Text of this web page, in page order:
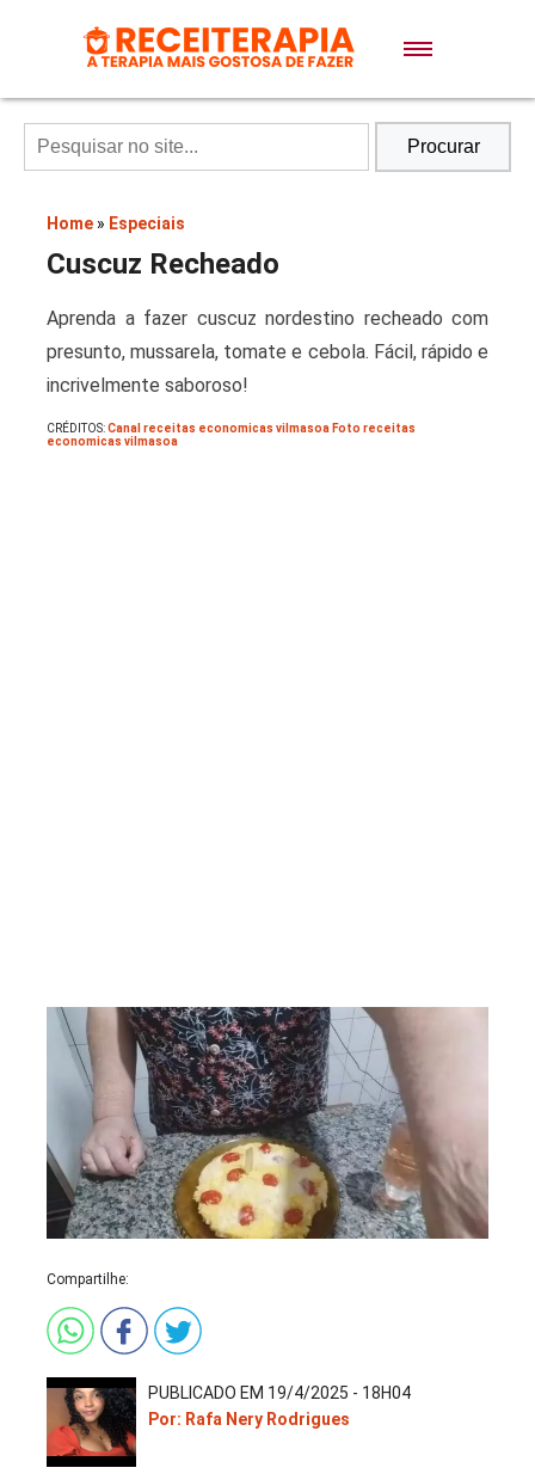
Doces e Sobremesas
Air Fryer
Bolos
Pães
Procurar
Home » Especiais
Cuscuz Recheado
Aprenda a fazer cuscuz nordestino recheado com
presunto, mussarela, tomate e cebola. Fácil, rápido e
incrivelmente saboroso!
CRÉDITOS:Canal receitas economicas vilmasoa Foto receitas
economicas vilmasoa
Compartilhe:
PUBLICADO EM 19/4/2025 - 18H04
Por: Rafa Nery Rodrigues